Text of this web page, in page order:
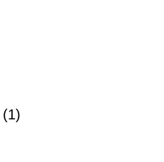
(1)